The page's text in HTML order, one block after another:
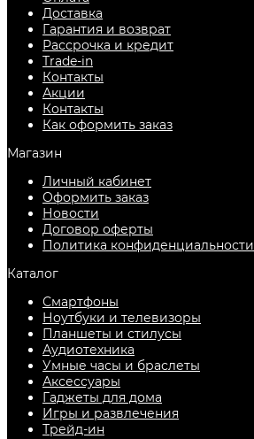
Доставка
Гарантия и возврат
Рассрочка и кредит
Trade-in
Контакты
Акции
Контакты
Как оформить заказ
Магазин
Личный кабинет
Оформить заказ
Новости
Договор оферты
Политика конфиденциальности
Каталог
Смартфоны
Ноутбуки и телевизоры
Планшеты и стилусы
Аудиотехника
Умные часы и браслеты
Аксессуары
Гаджеты для дома
Игры и развлечения
Трейд-ин